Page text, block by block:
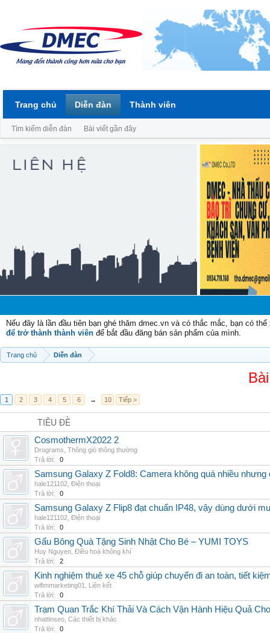
Nếu đây là lần đầu tiên bạn ghé thăm dmec.vn và có thắc mắc, bạn có
để trở thành thành viên để bắt đầu đăng bán sản phẩm của mình.
Trang chủ Diễn đàn
1 2 3 4 5 6 → 10 Tiếp >
TIÊU ĐỀ
CosmothermX2022 2
Drograms Thông gió thông thường
Trả lời:
0
Samsung Galaxy Z Fold8: Camera không quá nhiều nhưng
hale121102 Điện thoại
Trả lời:
0
Samsung Galaxy Z Flip8 đạt chuẩn IP48, vậy dùng dưới
hale121102 Điện thoại
Trả lời:
0
Gấu Bông Quà Tặng Sinh Nhật Cho Bé – YUMI TOYS
Huy Nguyen Điều hoà không khí
Trả lời:
2
Kinh nghiệm thuê xe 45 chỗ giúp chuyến đi an toàn, tiết
wifimmarketing01
Liên kết
Trả lời:
0
Trạm Quan Trắc Khí Thải Và Cách Vận Hành Hiệu Quả
nhattinseo Các thiết bị khác
Trả lời:
0
Trang chủ Diễn đàn
Tìm kiếm diễn đàn Bài viết gần đây
Thành viên